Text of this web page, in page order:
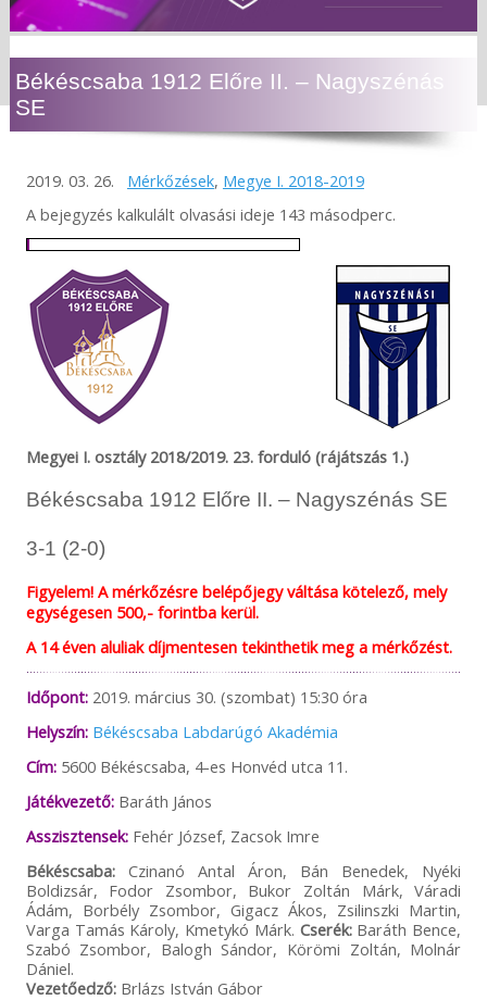
Békéscsaba 1912 Előre II. – Nagyszénás
SE
2019. 03. 26. Mérkőzések, Megye I. 2018-2019
A bejegyzés kalkulált olvasási ideje 143 másodperc.
Megyei I. osztály 2018/2019. 23. forduló (rájátszás 1.)
Békéscsaba 1912 Előre II. – Nagyszénás SE
3-1 (2-0)
Figyelem! A mérkőzésre belépőjegy váltása kötelező, mely
egységesen 500,- forintba kerül.
A 14 éven aluliak díjmentesen tekinthetik meg a mérkőzést.
Időpont:2019. március 30. (szombat) 15:30 óra
Helyszín: Békéscsaba Labdarúgó Akadémia
Cím:5600 Békéscsaba, 4-es Honvéd utca 11.
Játékvezető:Baráth János
Asszisztensek:Fehér József, Zacsok Imre
Békéscsaba:Czinanó Antal Áron, Bán Benedek, Nyéki
Boldizsár, Fodor Zsombor, Bukor Zoltán Márk, Váradi
Ádám, Borbély Zsombor, Gigacz Ákos, Zsilinszki Martin,
Varga Tamás Károly, Kmetykó Márk. Cserék:Baráth Bence,
Szabó Zsombor, Balogh Sándor, Körömi Zoltán, Molnár
Dániel.
Vezetőedző:Brlázs István Gábor